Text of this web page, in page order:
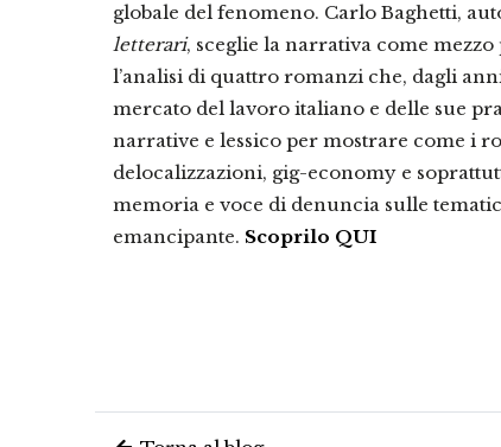
globale del fenomeno. Carlo Baghetti,
letterari, sceglie la narrativa come
l’analisi di quattro romanzi che, dagli
mercato del lavoro italiano e delle sue
narrative e lessico per mostrare come i
delocalizzazioni, gig-economy e
memoria e voce di denuncia sulle
emancipante. Scoprilo QUI